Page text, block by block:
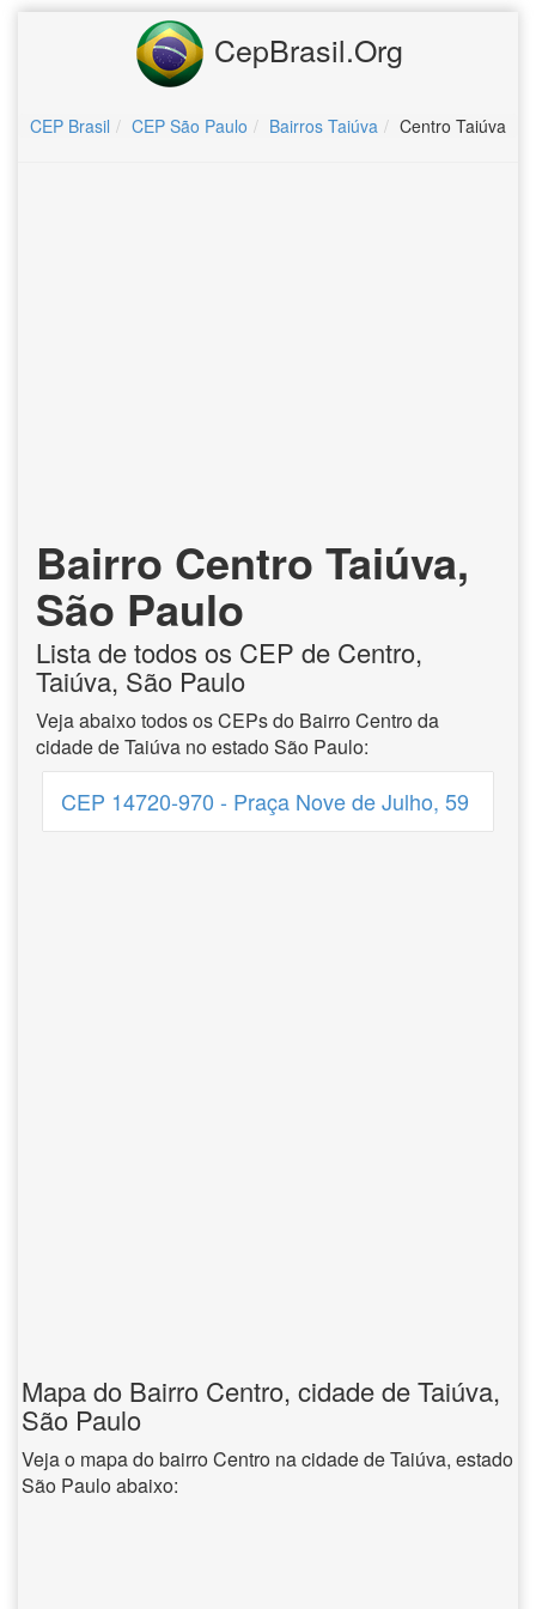
CepBrasil.Org
CEP Brasil CEP São Paulo Bairros Taiúva Centro Taiúva
Bairro Centro Taiúva,
São Paulo
Lista de todos os CEP de Centro,
Taiúva, São Paulo
Veja abaixo todos os CEPs do Bairro Centro da
cidade de Taiúva no estado São Paulo:
CEP 14720-970 - Praça Nove de Julho, 59
Mapa do Bairro Centro, cidade de Taiúva,
São Paulo
Veja o mapa do bairro Centro na cidade de Taiúva, estado
São Paulo abaixo: